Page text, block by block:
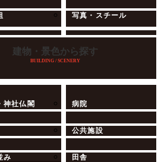
写真・スチール
建物・景色から探す
BUILDING / SCENERY
神社仏閣 病院
公共施設
み 田舎